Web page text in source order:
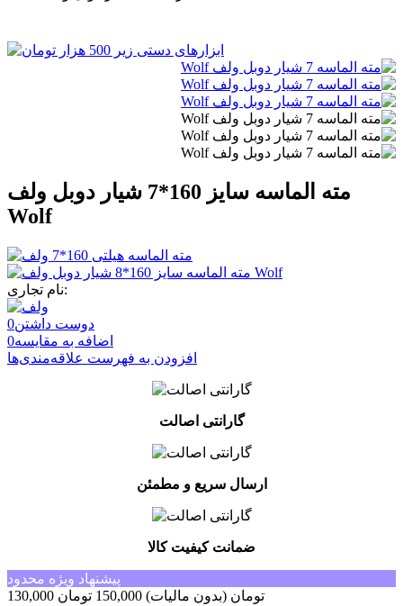
مته الماسه سایز 160*7 شیار دوبل ولف
Wolf
نام تجاری:
دوست داشتن0
اضافه به مقایسه0
افزودن به فهرست علاقه‌مندی‌ها
گارانتی اصالت
ارسال سریع و مطمئن
ضمانت کیفیت کالا
پیشنهاد ویژه محدود
130,000 تومان (بدون مالیات) 150,000 تومان